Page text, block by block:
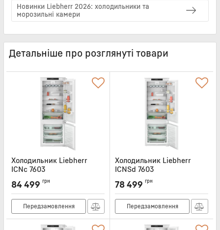
Новинки Liebherr 2026: холодильники та
морозильні камери
Детальніше про розглянуті товари
Холодильник Liebherr
ICNc 7603
ICNC7603
84 499 грн
Передзамовлення
Холодильник Liebherr
ICNSd 7603
ICNSD7603
78 499 грн
Передзамовлення